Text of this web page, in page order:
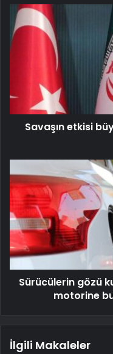
Savaşın etkisi
Sürücülerin gözü
motorine
İlgili Makaleler